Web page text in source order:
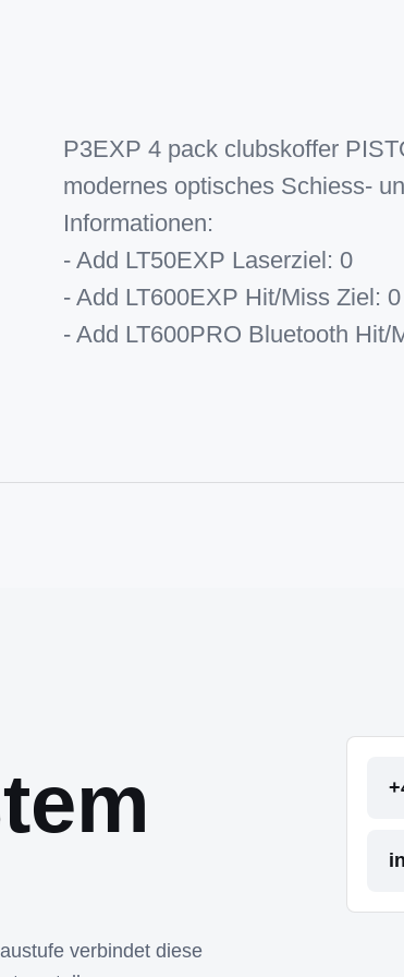
P3EXP 4 pack clubskoffer
modernes optisches Schiess-
Informationen:
- Add LT50EXP Laserziel: 0
- Add LT600EXP Hit/Miss Ziel: 0
- Add LT600PRO Bluetooth Hit/
verbindet diese